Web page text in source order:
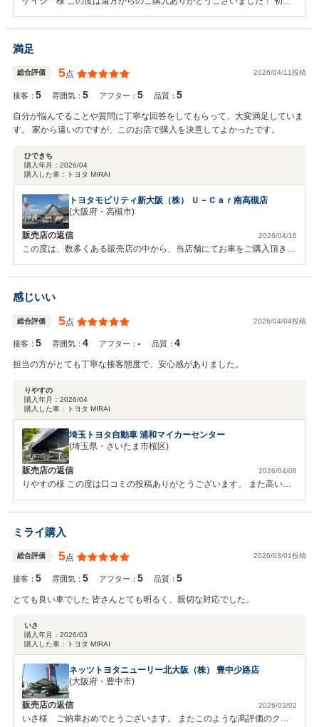
きますのでお気軽にご相談ください。 今後も末永いお付き合いよろし
満足
総合評価 5点 2026/04/11投稿
接客：5 雰囲気：5 アフター：5 品質：5
自分が悩んでることや質問に丁寧な回答をしてもらって、大変満足していま
す。 家から遠いのですが、このお店で購入を決意してよかったです。
ひできち
購入年月： 2026/04
購入した車：
トヨタ MIRAI
トヨタモビリティ新大阪（株） Ｕ－Ｃａｒ南高槻店
(大阪府・高槻市)
販売店の返信 2026/04/16
この度は、数多くある販売店の中から、当店舗にてお車をご購入頂きま
して、誠に有難うございました。また、このような高評価をいただきま
して、スタッフ一同うれしく思います。これからもお客様立場を考え、
お気づきの点等ございましたら、お気軽にお申し付け下さい。よろしく
お願いいたします。Ｕ－Ｃａｒ南高槻店スタッフ一同
感じいい
総合評価 5点 2026/04/04投稿
接客：5 雰囲気：4 アフター：- 品質：4
担当の方がとても丁寧な接客態度で、安心感がありました。
りやすの
購入年月： 2026/04
購入した車：
トヨタ MIRAI
埼玉トヨタ自動車 浦和マイカーセンター
(埼玉県・さいたま市桜区)
販売店の返信 2026/04/08
りやすの様 この度は口コミの投稿ありがとうございます。 また高い評
ございますので お会いできることが少ないのが残念ではありますが、
めてにはなりますが、この度はご納車おめでとうございます！！
ミライ購入
総合評価 5点 2026/03/01投稿
接客：5 雰囲気：5 アフター：5 品質：5
とても良い車でした 皆さんとても明るく、親切な対応でした。
いさ
購入年月： 2026/03
購入した車：
トヨタ MIRAI
ネッツトヨタニューリー北大阪（株） 豊中少路店
(大阪府・豊中市)
販売店の返信 2026/03/02
いさ様 ご納車おめでとうございます。 またこのような高評価のクチ